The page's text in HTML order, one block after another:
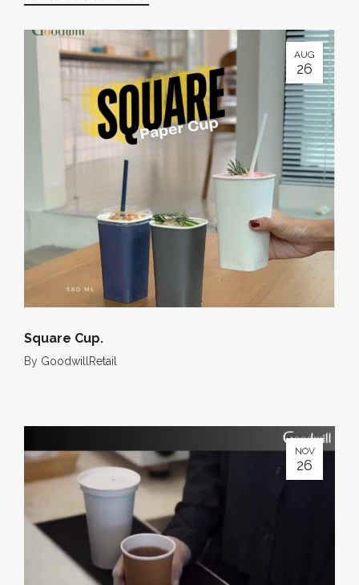
AUG
26
Square Cup.
By GoodwillRetail
NOV
26